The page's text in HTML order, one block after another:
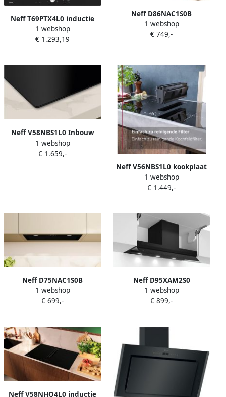
Neff T69PTX4L0 inductie
kookplaat 90 cm TwistPad
1 webshop
€ 1.293,19
Neff D86NAC1S0B
1 webshop
€ 749,-
Neff V58NBS1L0 Inbouw
elektrische kookplaat Zwart
Ingebouwd
1 webshop
€ 1.659,-
Neff V56NBS1L0 kookplaat
Zwart Ingebouwd 60 cm
Inductiekookplaat zones 4
1 webshop
€ 1.449,-
Neff D75NAC1S0B
1 webshop
€ 699,-
Neff D95XAM2S0
1 webshop
€ 899,-
Neff V58NHQ4L0 inductie